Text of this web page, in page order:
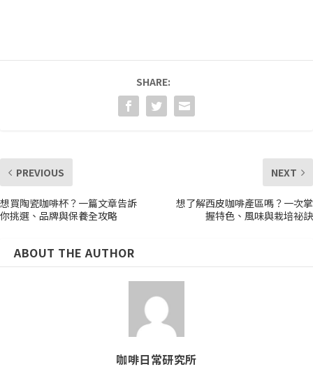
SHARE:
PREVIOUS
想買陶瓷咖啡杯？一篇文章告訴
你挑選、品牌與保養全攻略
NEXT
想了解西皮咖啡產區嗎？一次掌
握特色、風味與栽培祕訣
ABOUT THE AUTHOR
咖啡日常研究所